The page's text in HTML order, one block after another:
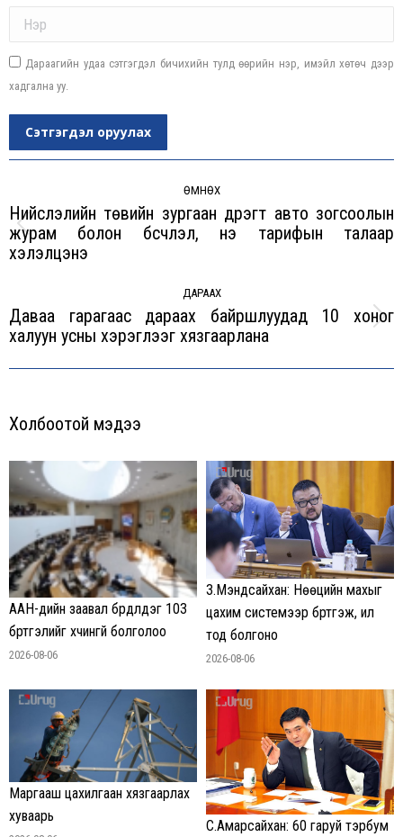
Дараагийн удаа сэтгэгдэл бичихийн тулд өөрийн нэр, имэйл хөтөч дээр
хадгална уу.
Сэтгэгдэл оруулах
ӨМНӨХ
Previous
Нийслэлийн төвийн зургаан дүүрэгт авто зогсоолын
журам болон бүсчлэл, үнэ тарифын талаар
хэлэлцэнэ
ДАРААХ
Next
post:
Даваа гарагаас дараах байршлуудад 10 хоног
халуун усны хэрэглээг хязгаарлана
Холбоотой мэдээ
ААН-үүдийн заавал бүрдүүлдэг 103
бүртгэлийг хүчингүй болголоо
2026-08-06
З.Мэндсайхан: Нөөцийн махыг
цахим системээр бүртгэж, ил
тод болгоно
2026-08-06
Маргааш цахилгаан хязгаарлах
хуваарь
С.Амарсайхан: 60 гаруй тэрбум